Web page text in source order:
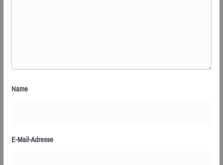
Name
E-Mail-Adresse